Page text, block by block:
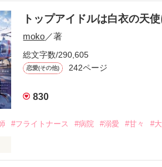
）
事に行かなきゃ」
だめ」
るの？」
活は、今日も平和
トップアイドルは白衣の天
moko／著
総文字数/290,605
恋愛(その他) 242ページ
830
#フライトナース #病院 #溺愛 #甘々 #